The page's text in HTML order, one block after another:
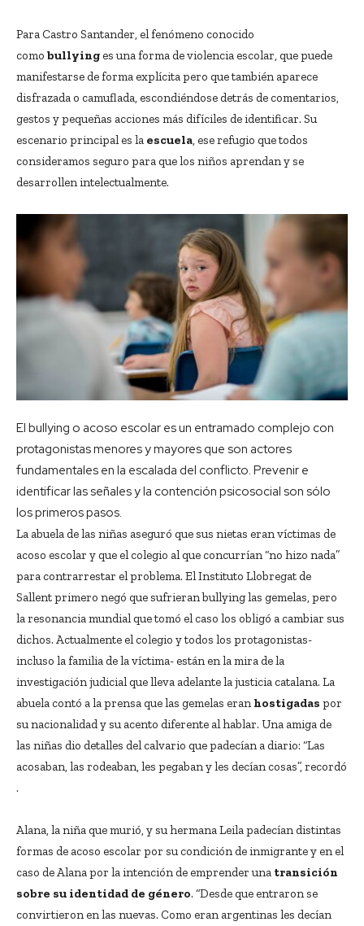
Para Castro Santander, el fenómeno conocido
como bullying es una forma de violencia escolar, que puede
manifestarse de forma explícita pero que también aparece
disfrazada o camuflada, escondiéndose detrás de comentarios,
gestos y pequeñas acciones más difíciles de identificar. Su
escenario principal es la escuela, ese refugio que todos
consideramos seguro para que los niños aprendan y se
desarrollen intelectualmente.
El bullying o acoso escolar es un entramado complejo con
protagonistas menores y mayores que son actores
fundamentales en la escalada del conflicto. Prevenir e
identificar las señales y la contención psicosocial son sólo
los primeros pasos.
La abuela de las niñas aseguró que sus nietas eran víctimas de
acoso escolar y que el colegio al que concurrían “no hizo nada”
para contrarrestar el problema. El Instituto Llobregat de
Sallent primero negó que sufrieran bullying las gemelas, pero
la resonancia mundial que tomó el caso los obligó a cambiar sus
dichos. Actualmente el colegio y todos los protagonistas-
incluso la familia de la víctima- están en la mira de la
investigación judicial que lleva adelante la justicia catalana. La
abuela contó a la prensa que las gemelas eran hostigadas por
su nacionalidad y su acento diferente al hablar. Una amiga de
las niñas dio detalles del calvario que padecían a diario: “Las
acosaban, las rodeaban, les pegaban y les decían cosas”, recordó
.
Alana, la niña que murió, y su hermana Leila padecían distintas
formas de acoso escolar por su condición de inmigrante y en el
caso de Alana por la intención de emprender una transición
sobre su identidad de género. “Desde que entraron se
convirtieron en las nuevas. Como eran argentinas les decían